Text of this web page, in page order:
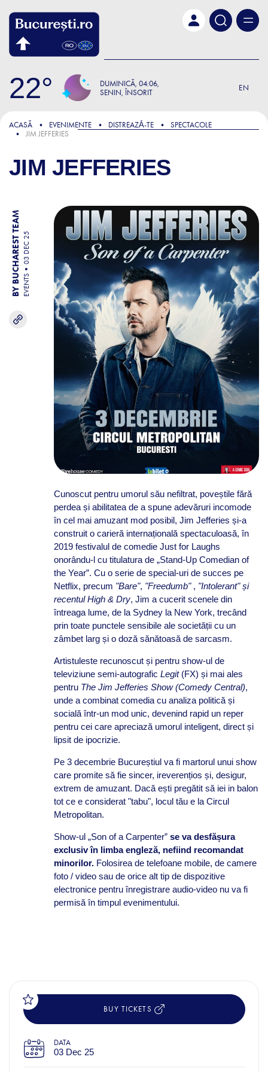
22 DUMINICĂ 04:06
SENIN, ÎNSORIT
EN
ACASĂ EVENIMENTE DISTREAZǍ-TE
SPECTACOLE
JIM JEFFERIES
JIM JEFFERIES
BY BUCHAREST TEAM EVENTS
03 DEC 25
Cunoscut pentru umorul său nefiltrat, poveștile fără
perdea și abilitatea de a spune adevăruri incomode
în cel mai amuzant mod posibil, Jim Jefferies și-a
construit o carieră internațională spectaculoasă, în
2019 festivalul de comedie Just for Laughs
onorându-l cu titulatura de „Stand-Up Comedian of
the Year”. Cu o serie de special-uri de succes pe
Netflix, precum "Bare", "Freedumb", "Intolerant"și
recentulHigh & Dry, Jim a cucerit scenele din
întreaga lume, de la Sydney la New York, trecând
prin toate punctele sensibile ale societății cu un
zâmbet larg și o doză sănătoasă de sarcasm.
Artistuleste recunoscut și pentru show-ul de
televiziune semi-autografic Legit(FX) și mai ales
pentru The Jim Jefferies Show(Comedy Central),
unde a combinat comedia cu analiza politică și
socială într-un mod unic, devenind rapid un reper
pentru cei care apreciază umorul inteligent, direct și
lipsit de ipocrizie.
Pe 3 decembrie Bucureștiul va fi martorul unui show
care promite să fie sincer, ireverențios și, desigur,
extrem de amuzant. Dacă ești pregătit să iei in balon
tot ce e considerat "tabu", locul tău e la Circul
Metropolitan.
Show-ul „Son of a Carpenter” se va desfășura
exclusiv în limba engleză, nefiind recomandat
minorilor. Folosirea de telefoane mobile, de camere
foto / video sau de orice alt tip de dispozitive
electronice pentru înregistrare audio-video nu va fi
permisă în timpul evenimentului.
BUY TICKETS
DATA
03 Dec 25